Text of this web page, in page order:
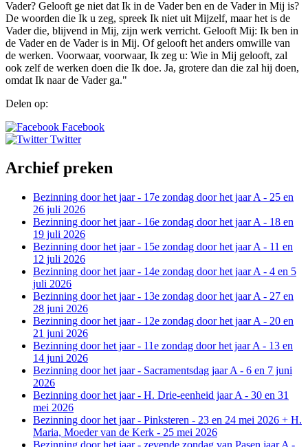
Vader? Gelooft ge niet dat Ik in de Vader ben en de Vader in Mij is?
De woorden die Ik u zeg, spreek Ik niet uit Mijzelf, maar het is de
Vader die, blijvend in Mij, zijn werk verricht. Gelooft Mij: Ik ben in
de Vader en de Vader is in Mij. Of gelooft het anders omwille van
de werken. Voorwaar, voorwaar, Ik zeg u: Wie in Mij gelooft, zal
ook zelf de werken doen die Ik doe. Ja, grotere dan die zal hij doen,
omdat Ik naar de Vader ga."
Delen op:
Facebook
Twitter
Archief preken
Bezinning door het jaar - 17e zondag door het jaar A - 25 en
26 juli 2026
Bezinning door het jaar - 16e zondag door het jaar A - 18 en
19 juli 2026
Bezinning door het jaar - 15e zondag door het jaar A - 11 en
12 juli 2026
Bezinning door het jaar - 14e zondag door het jaar A - 4 en 5
juli 2026
Bezinning door het jaar - 13e zondag door het jaar A - 27 en
28 juni 2026
Bezinning door het jaar - 12e zondag door het jaar A - 20 en
21 juni 2026
Bezinning door het jaar - 11e zondag door het jaar A - 13 en
14 juni 2026
Bezinning door het jaar - Sacramentsdag jaar A - 6 en 7 juni
2026
Bezinning door het jaar - H. Drie-eenheid jaar A - 30 en 31
mei 2026
Bezinning door het jaar - Pinksteren - 23 en 24 mei 2026 + H.
Maria, Moeder van de Kerk - 25 mei 2026